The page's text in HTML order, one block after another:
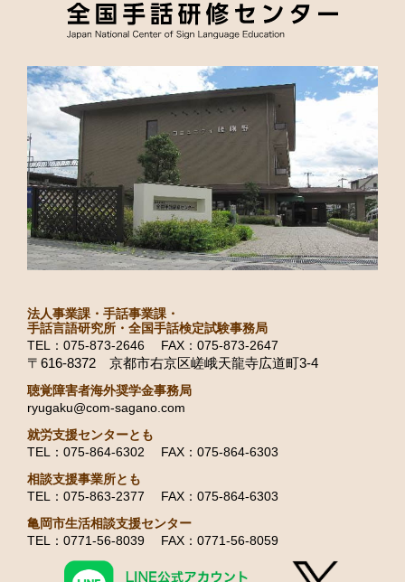
法人事業課・手話事業課・
手話言語研究所・全国手話検定試験事務局
TEL：075-873-2646 FAX：075-873-2647
〒616-8372 京都市右京区嵯峨天龍寺広道町3-4
聴覚障害者海外奨学金事務局
ryugaku@com-sagano.com
就労支援センターとも
TEL：075-864-6302 FAX：075-864-6303
相談支援事業所とも
TEL：075-863-2377 FAX：075-864-6303
亀岡市生活相談支援センター
TEL：0771-56-8039 FAX：0771-56-8059